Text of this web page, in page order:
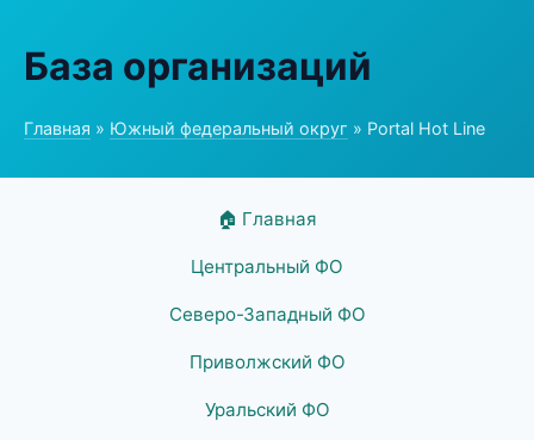
База организаций
Главная » Южный федеральный округ » Portal Hot Line
🏠 Главная
Центральный ФО
Северо-Западный ФО
Приволжский ФО
Уральский ФО